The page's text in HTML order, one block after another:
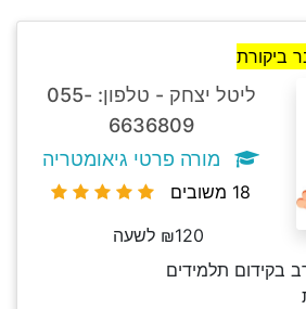
ביקורת
ליטל יצחק - טלפון: 055-
6636809
מורה פרטי גיאומטריה
18 משובים
₪120 לשעה
בקידום תלמידים